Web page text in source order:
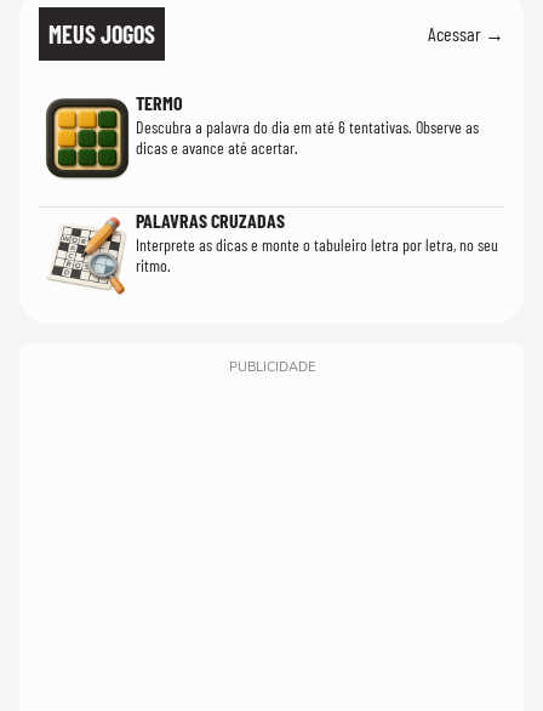
MEUS JOGOS Acessar →
TERMO
Descubra a palavra do dia em até 6 tentativas. Observe as
dicas e avance até acertar.
PALAVRAS CRUZADAS
Interprete as dicas e monte o tabuleiro letra por letra, no seu
ritmo.
PUBLICIDADE